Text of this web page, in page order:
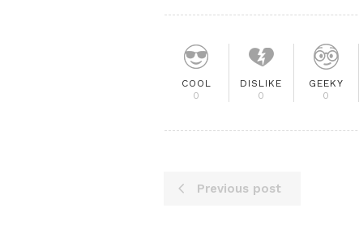
COOL
0
DISLIKE
0
GEEKY
0
Previous post